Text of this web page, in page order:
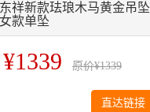
东祥新款珐琅木马黄金吊
女款单坠
¥1339 原价¥1339
直达链接